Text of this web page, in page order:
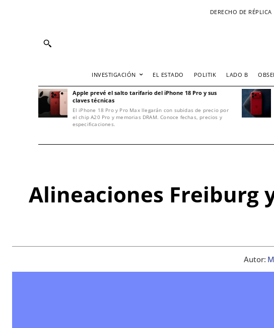
DERECHO DE RÉPLICA
INVESTIGACIÓN EL ESTADO POLITIK LADO B
Apple prevé el salto tarifario del iPhone 18 Pro y sus
claves técnicas
El iPhone 18 Pro y Pro Max llegarán con subidas de precio por
el chip A20 Pro y memorias DRAM. Conoce fechas, precios y
especificaciones.
Alineaciones Freiburg
Autor: